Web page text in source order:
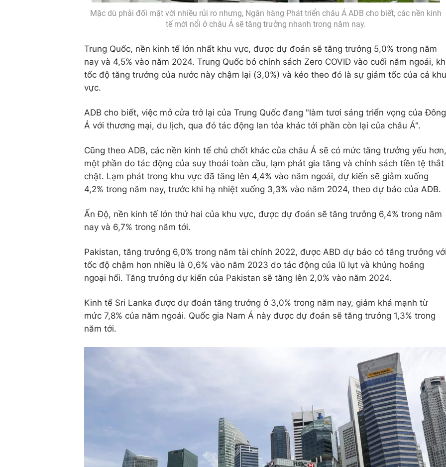
Mặc dù phải đối mặt với nhiều rủi ro nhưng, Ngân hàng Phát triển châu Á ADB cho biết, các nền kinh
tế mới nổi ở châu Á sẽ tăng trưởng nhanh trong năm nay.
Trung Quốc, nền kinh tế lớn nhất khu vực, được dự đoán sẽ tăng trưởng 5,0% trong năm
nay và 4,5% vào năm 2024. Trung Quốc bỏ chính sách Zero COVID vào cuối năm ngoái,
tốc độ tăng trưởng của nước này chậm lại (3,0%) và kéo theo đó là sự giảm tốc của cả khu
vực.
ADB cho biết, việc mở cửa trở lại của Trung Quốc đang "làm tươi sáng triển vọng của Đông
Á với thương mại, du lịch, qua đó tác động lan tỏa khác tới phần còn lại của châu Á".
Cũng theo ADB, các nền kinh tế chủ chốt khác của châu Á sẽ có mức tăng trưởng yếu hơn,
một phần do tác động của suy thoái toàn cầu, lạm phát gia tăng và chính sách tiền tệ thắt
chặt. Lạm phát trong khu vực đã tăng lên 4,4% vào năm ngoái, dự kiến sẽ giảm xuống
4,2% trong năm nay, trước khi hạ nhiệt xuống 3,3% vào năm 2024, theo dự báo của ADB.
Ấn Độ, nền kinh tế lớn thứ hai của khu vực, được dự đoán sẽ tăng trưởng 6,4% trong năm
nay và 6,7% trong năm tới.
Pakistan, tăng trưởng 6,0% trong năm tài chính 2022, được ABD dự báo có tăng trưởng
tốc độ chậm hơn nhiều là 0,6% vào năm 2023 do tác động của lũ lụt và khủng hoảng
ngoại hối. Tăng trưởng dự kiến của Pakistan sẽ tăng lên 2,0% vào năm 2024.
Kinh tế Sri Lanka được dự đoán tăng trưởng ở 3,0% trong năm nay, giảm khá mạnh từ
mức 7,8% của năm ngoái. Quốc gia Nam Á này được dự đoán sẽ tăng trưởng 1,3% trong
năm tới.